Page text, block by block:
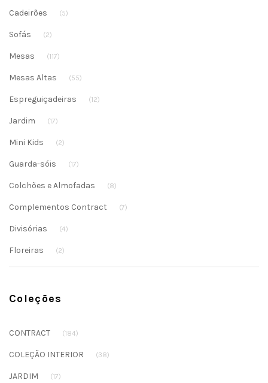
Cadeirões (5)
Sofás (2)
Mesas (117)
Mesas Altas (55)
Espreguiçadeiras (12)
Jardim (17)
Mini Kids (2)
Guarda-sóis (17)
Colchões e Almofadas (8)
Complementos Contract (7)
Divisórias (4)
Floreiras (2)
Coleções
CONTRACT (184)
COLEÇÃO INTERIOR (38)
JARDIM (17)